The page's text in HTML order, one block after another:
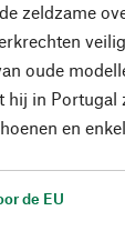
zeldzame
oude
hij in Portugal
en
de EU